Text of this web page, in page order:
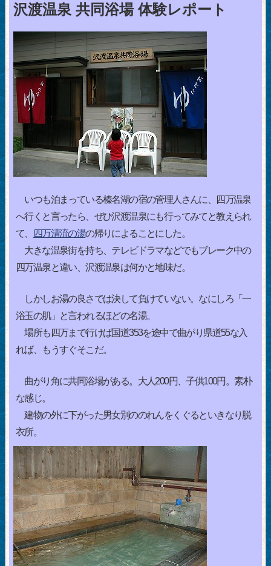
沢渡温泉 共同浴場 体験レポート
いつも泊まっている榛名湖の宿の管理人さんに、四万温泉
へ行くと言ったら、ぜひ沢渡温泉にも行ってみてと教えられ
て、
四万清流の湯の帰りによることにした。
大きな温泉街を持ち、テレビドラマなどでもブレーク中の
四万温泉と違い、沢渡温泉は何かと地味だ。
しかしお湯の良さでは決して負けていない。なにしろ「一
浴玉の肌」と言われるほどの名湯。
場所も四万まで行けば国道353を途中で曲がり県道55な入
れば、もうすぐそこだ。
曲がり角に共同浴場がある。大人200円、子供100円。素朴
な感じ。
建物の外に下がった男女別ののれんをくぐるといきなり脱
衣所。